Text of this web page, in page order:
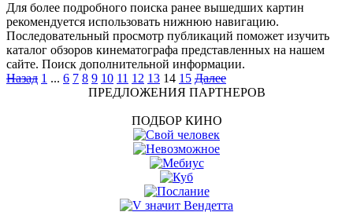
Для более подробного поиска ранее вышедших картин
рекомендуется использовать нижнюю навигацию.
Последовательный просмотр публикаций поможет изучить
каталог обзоров кинематографа представленных на нашем
сайте. Поиск дополнительной информации.
Назад 1 ... 6 7 8 9 10 11 12 13 14 15 Далее
ПРЕДЛОЖЕНИЯ ПАРТНЕРОВ
ПОДБОР КИНО